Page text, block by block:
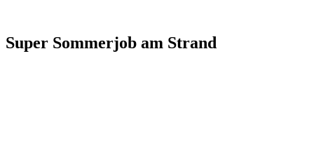
Super Sommerjob am Strand